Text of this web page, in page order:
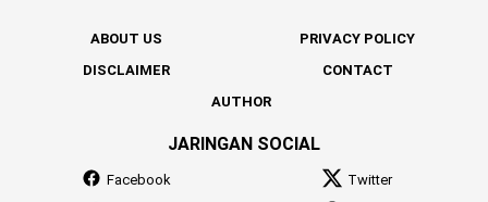
ABOUT US
PRIVACY POLICY
DISCLAIMER
CONTACT
AUTHOR
JARINGAN SOCIAL
Facebook
Twitter